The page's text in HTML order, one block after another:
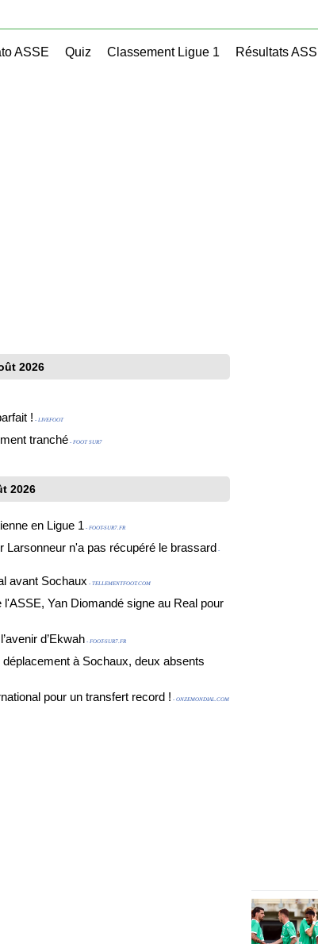
ASSE Quiz Classement Ligue 1 Résultats
2026
! - LIVEFOOT
tranché - FOOT SUR7
2026
en Ligue 1 - FOOT-SUR7.FR
Larsonneur n'a pas récupéré le brassard -
avant Sochaux - TELLEMENTFOOT.COM
Yan Diomandé signe au Real pour
d’Ekwah - FOOT-SUR7.FR
à Sochaux, deux absents
pour un transfert record ! - ONZEMONDIAL.COM